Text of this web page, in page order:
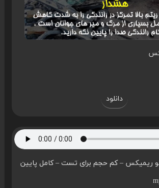
دانلود
ریمیکس – کم حجم برای تست – کامل پایین